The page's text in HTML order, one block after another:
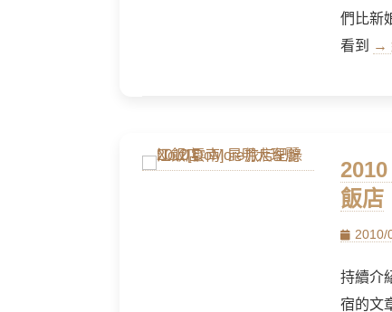
們比新
看到
→
飯店
Posted
2010/
持續介
宿的文